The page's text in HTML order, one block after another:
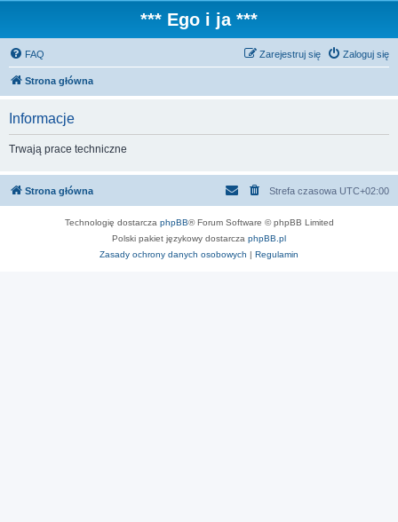
*** Ego i ja ***
FAQ Zaloguj się
Zarejestruj się
Strona główna
Informacje
Trwają prace techniczne
Strona główna Strefa czasowa UTC+02:00
Technologię dostarcza phpBB® Forum Software © phpBB Limited
Polski pakiet językowy dostarcza phpBB.pl
Zasady ochrony danych osobowych | Regulamin